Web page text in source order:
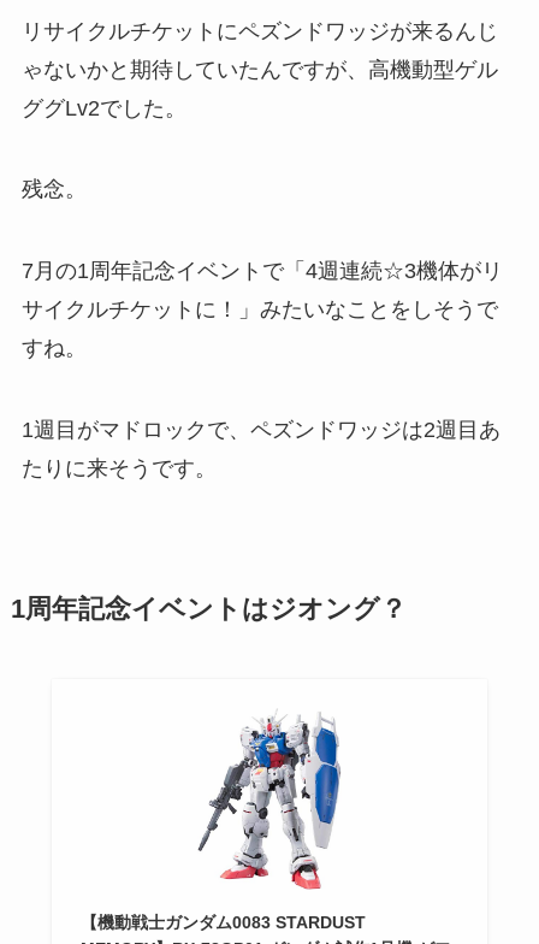
リサイクルチケットにペズンドワッジが来るんじ
ゃないかと期待していたんですが、高機動型ゲル
ググLv2でした。
残念。
7月の1周年記念イベントで「4週連続☆3機体がリ
サイクルチケットに！」みたいなことをしそうで
すね。
1週目がマドロックで、ペズンドワッジは2週目あ
たりに来そうです。
1周年記念イベントはジオング？
【機動戦士ガンダム0083 STARDUST